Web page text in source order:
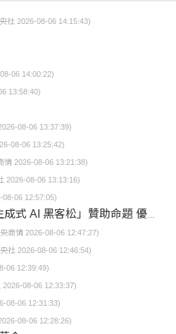
社 2026-08-06 14:15:43)
06 14:00:22)
13:58:40)
08-06 13:37:39)
08-06 13:25:42)
情 2026-08-06 13:21:38)
2026-08-06 13:13:16)
08-06 12:57:05)
化投資分析工具 展現 AI 升級金融科技應用潛力
商情 2026-08-06 12:47:27)
社 2026-08-06 12:46:54)
06 12:39:49)
2026-08-06 12:33:37)
08-06 12:31:33)
08-06 12:28:26)